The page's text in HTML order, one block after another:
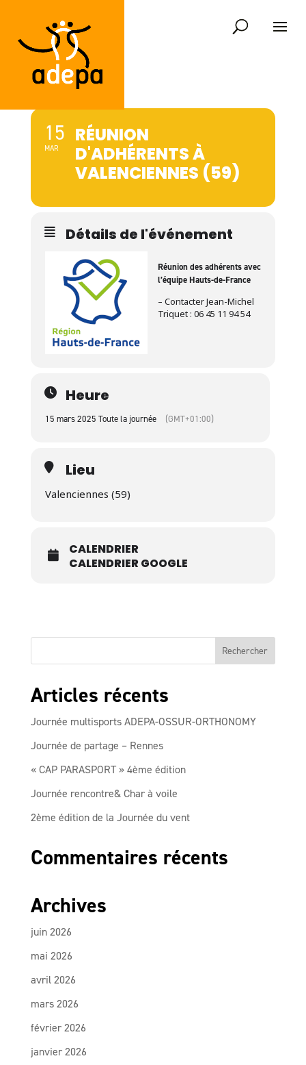
15
MAR
RÉUNION
D'ADHÉRENTS À
VALENCIENNES (59)
Détails de l'événement
Réunion des adhérents avec
l’équipe Hauts-de-France
– Contacter Jean-Michel
Triquet : 06 45 11 94 54
Heure
15 mars 2025 Toute la journée (GMT+01:00)
Lieu
Valenciennes (59)
CALENDRIER
CALENDRIER GOOGLE
Articles récents
Journée multisports ADEPA-OSSUR-ORTHONOMY
Journée de partage – Rennes
« CAP PARASPORT » 4ème édition
Journée rencontre& Char à voile
2ème édition de la Journée du vent
Commentaires récents
Archives
juin 2026
mai 2026
avril 2026
mars 2026
février 2026
janvier 2026